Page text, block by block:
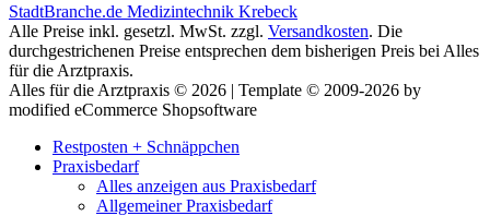
StadtBranche.de Medizintechnik Krebeck
Alle Preise inkl. gesetzl. MwSt. zzgl. Versandkosten. Die
durchgestrichenen Preise entsprechen dem bisherigen Preis bei Alles
für die Arztpraxis.
Alles für die Arztpraxis © 2026 | Template © 2009-2026 by
modified eCommerce Shopsoftware
Restposten + Schnäppchen
Praxisbedarf
Alles anzeigen aus Praxisbedarf
Allgemeiner Praxisbedarf